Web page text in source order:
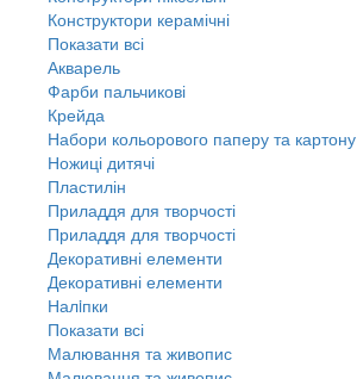
Конструктори керамічні
Показати всі
Акварель
Фарби пальчикові
Крейда
Набори кольорового паперу та картону
Ножиці дитячі
Пластилін
Приладдя для творчості
Приладдя для творчості
Декоративні елементи
Декоративні елементи
Налiпки
Показати всі
Малювання та живопис